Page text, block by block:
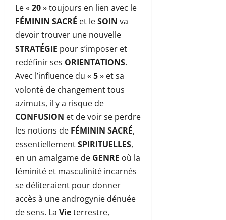
Le «20» toujours en lien avec le
FÉMININ SACRÉ et leSOIN va
devoir trouver une nouvelle
STRATÉGIE pour s’imposer et
redéfinir ses ORIENTATIONS.
Avec l’influence du «5» et sa
volonté de changement tous
azimuts, il y a risque de
CONFUSION et de voir se perdre
les notions de FÉMININ SACRÉ,
essentiellementSPIRITUELLES,
en un amalgame de GENRE où la
féminité et masculinité incarnés
se déliteraient pour donner
accès à une androgynie dénuée
de sens. La Vieterrestre,